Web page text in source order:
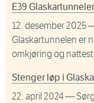
E39
12. desember 2025
Glaskartunnelen er
omkjøring og
Stenger løp i
22. april 2024—